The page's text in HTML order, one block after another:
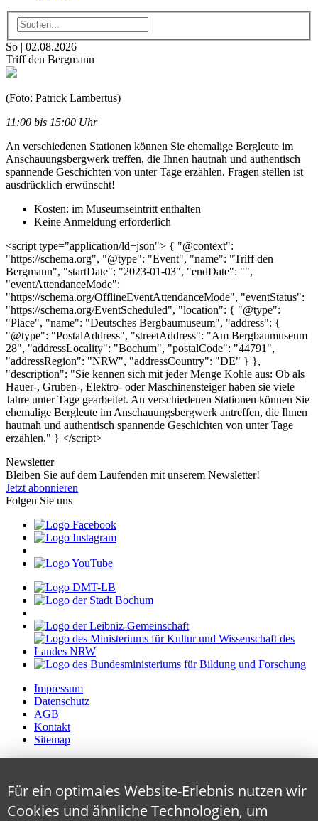
So | 02.08.2026
Triff den Bergmann
(Foto: Patrick Lambertus)
11:00 bis 15:00 Uhr
An verschiedenen Stationen können Sie ehemalige Bergleute im
Anschauungsbergwerk treffen, die Ihnen hautnah und authentisch
spannende Geschichten von unter Tage erzählen. Fragen stellen ist
ausdrücklich erwünscht!
Kosten: im Museumseintritt enthalten
Keine Anmeldung erforderlich
<script type="application/ld+json"> { "@context":
"https://schema.org", "@type": "Event", "name": "Triff den
Bergmann", "startDate": "2023-01-03", "endDate": "",
"eventAttendanceMode":
"https://schema.org/OfflineEventAttendanceMode", "eventStatus":
"https://schema.org/EventScheduled", "location": { "@type":
"Place", "name": "Deutsches Bergbaumuseum", "address": {
"@type": "PostalAddress", "streetAddress": "Am Bergbaumuseum
28", "addressLocality": "Bochum", "postalCode": "44791",
"addressRegion": "NRW", "addressCountry": "DE" } },
"description": "Sie kennen sich mit jeder Menge Kohle aus: Ob als
Hauer-, Gruben-, Elektro- oder Maschinensteiger haben sie viele
Jahre unter Tage gearbeitet. An verschiedenen Stationen können Sie
ehemalige Bergleute im Anschauungsbergwerk antreffen, die Ihnen
hautnah und authentisch spannende Geschichten von unter Tage
erzählen." } </script>
Newsletter
Bleiben Sie auf dem Laufenden mit unserem Newsletter!
Jetzt abonnieren
Folgen Sie uns
Impressum
Datenschutz
AGB
Kontakt
Sitemap
Für ein optimales Website-Erlebnis nutzen wir
Cookies und ähnliche Technologien, um